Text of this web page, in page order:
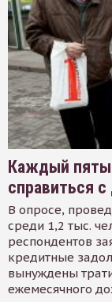
Каждый
справиться с
В опросе,
среди 1,2 тыс.
респондентов
кредитные
вынуждены
ежемесячного